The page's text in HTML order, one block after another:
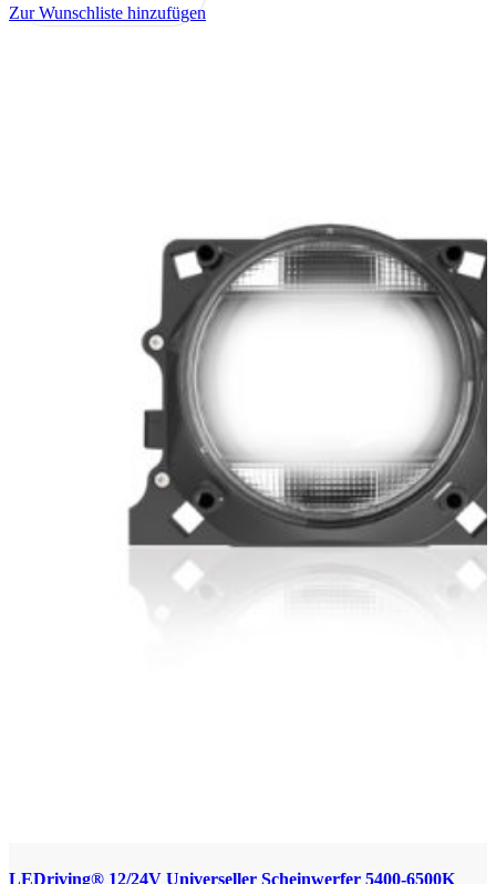
Zur Wunschliste hinzufügen
LEDriving® 12/24V Universeller Scheinwerfer 5400-6500K